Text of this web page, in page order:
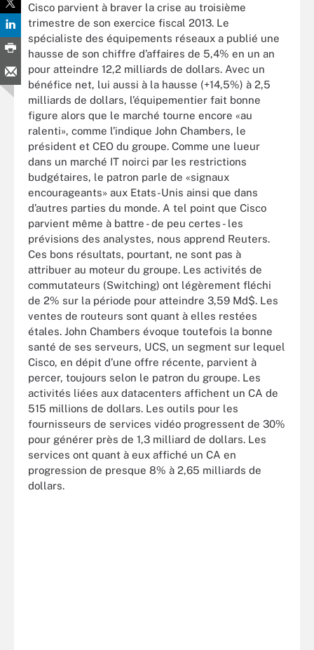
Cisco parvient à braver la crise au troisième
trimestre de son exercice fiscal 2013. Le
spécialiste des équipements réseaux a publié une
hausse de son chiffre d’affaires de 5,4% en un an
pour atteindre 12,2 milliards de dollars. Avec un
bénéfice net, lui aussi à la hausse (+14,5%) à 2,5
milliards de dollars, l’équipementier fait bonne
figure alors que le marché tourne encore «au
ralenti», comme l’indique John Chambers, le
président et CEO du groupe. Comme une lueur
dans un marché IT noirci par les restrictions
budgétaires, le patron parle de «signaux
encourageants» aux Etats-Unis ainsi que dans
d’autres parties du monde. A tel point que Cisco
parvient même à battre - de peu certes - les
prévisions des analystes, nous apprend Reuters.
Ces bons résultats, pourtant, ne sont pas à
attribuer au moteur du groupe. Les activités de
commutateurs (Switching) ont légèrement fléchi
de 2% sur la période pour atteindre 3,59 Md$. Les
ventes de routeurs sont quant à elles restées
étales. John Chambers évoque toutefois la bonne
santé de ses serveurs, UCS, un segment sur lequel
Cisco, en dépit d’une offre récente, parvient à
percer, toujours selon le patron du groupe. Les
activités liées aux datacenters affichent un CA de
515 millions de dollars. Les outils pour les
fournisseurs de services vidéo progressent de 30%
pour générer près de 1,3 milliard de dollars. Les
services ont quant à eux affiché un CA en
progression de presque 8% à 2,65 milliards de
dollars.